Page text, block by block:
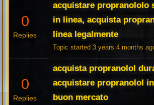
0
Replies
acquistare propranololo
in linea, acquista
linea legalmente
Topic started 3 years 4 months
0
Replies
acquista propranolol
acquistare propranolol
buon mercato